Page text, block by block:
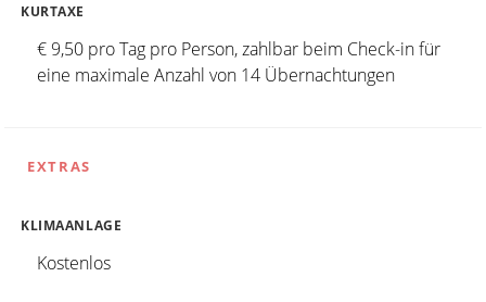
KURTAXE
€ 9,50 pro Tag pro Person, zahlbar beim Check-in für
eine maximale Anzahl von 14 Übernachtungen
EXTRAS
KLIMAANLAGE
Kostenlos